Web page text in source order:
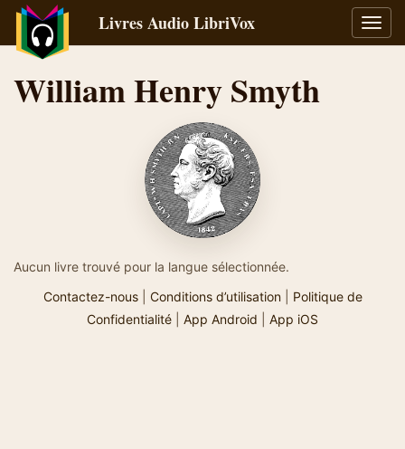
la
Livres Audio LibriVox
William Henry Smyth
Aucun livre trouvé pour la langue sélectionnée.
Contactez-nous| Conditions d’utilisation| Politique de
Confidentialité
App Android App iOS